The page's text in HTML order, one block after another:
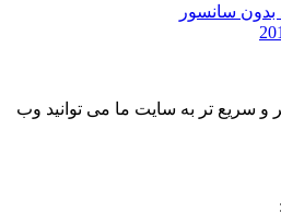
و سریع تر به سایت ما می توانید وب